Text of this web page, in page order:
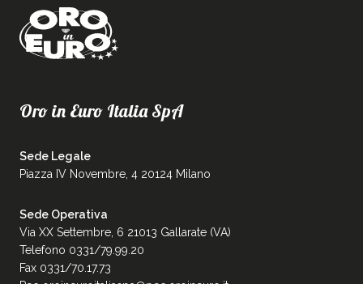
Oro in Euro Italia SpA
Sede Legale
Piazza IV Novembre, 4 20124 Milano
Sede Operativa
Via XX Settembre, 6 21013 Gallarate (VA)
Telefono 0331/79.99.20
Fax 0331/70.17.73